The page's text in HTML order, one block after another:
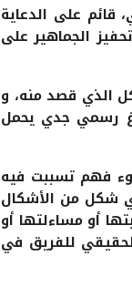
قائم على الدعاية
الجماهير على
الذي قصد منه، و
رسمي جدي يحمل
فهم تسببت فيه
شكل من الأشكال
أو مساءلتها أو
للفريق في